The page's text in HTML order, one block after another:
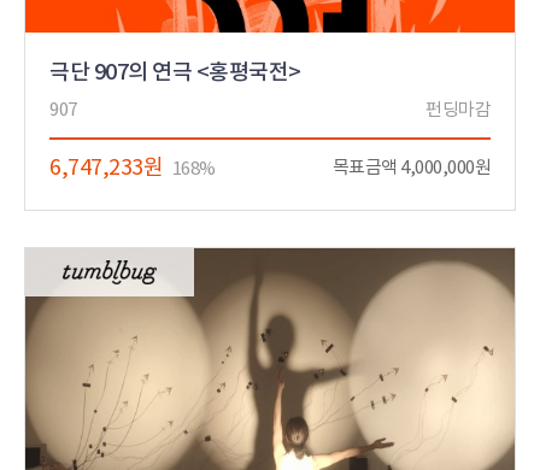
극단 907의 연극 <홍평국전>
907 펀딩마감
6,747,233원 168% 목표금액 4,000,000원